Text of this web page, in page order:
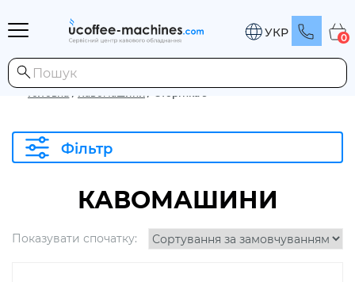
УКР 0
Головна / Кавомашини / Сторінка 9
Фільтр
КАВОМАШИНИ
Показувати спочатку: